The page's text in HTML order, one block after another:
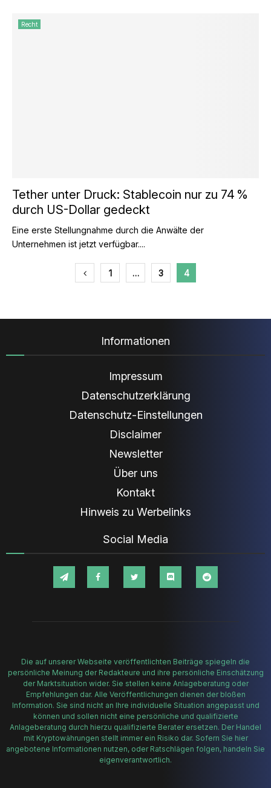
Recht
Tether unter Druck: Stablecoin nur zu 74 %
durch US-Dollar gedeckt
Eine erste Stellungnahme durch die Anwälte der
Unternehmen ist jetzt verfügbar....
Seitennummerierung
Beiträge
1 … 3 4
Informationen
Impressum
Datenschutzerklärung
Datenschutz-Einstellungen
Disclaimer
Newsletter
Über uns
Kontakt
Hinweis zu Werbelinks
Social Media
Die auf unserer Webseite veröffentlichten Beiträge spiegeln die
persönliche Meinung der Redakteure und ihre persönliche Einschätzung
der Marktsituation wider. Sie stellen keine Anlageberatung oder
Empfehlungen dar. Alle Veröffentlichungen dienen der bloßen
Information. Sie sind nicht an Ihre individuelle Situation angepasst und
können und sollen nicht eine persönliche und qualifizierte
Anlageberatung durch hierzu qualifizierte Berater ersetzen. Der Handel
mit Kryptowährungen stellt immer ein Risiko dar. Sofern Sie hier
angebotene Informationen nutzen, oder Ratschlägen folgen, handeln Sie
eigenverantwortlich.